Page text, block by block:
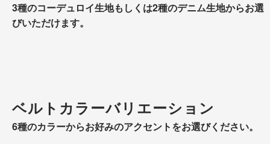
3種のコーデュロイ生地もしくは2種のデニム生地からお選
びいただけます。
ベルトカラーバリエーション
6種のカラーからお好みのアクセントをお選びください。